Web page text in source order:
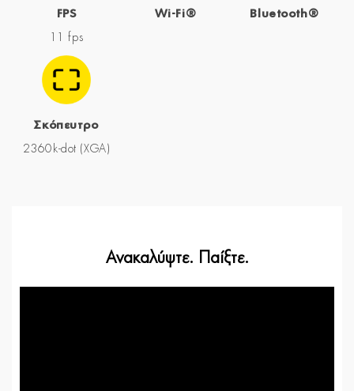
FPS
11 fps
Wi-Fi® Bluetooth®
Σκόπευτρο
2360k-dot (XGA)
Ανακαλύψτε. Παίξτε.